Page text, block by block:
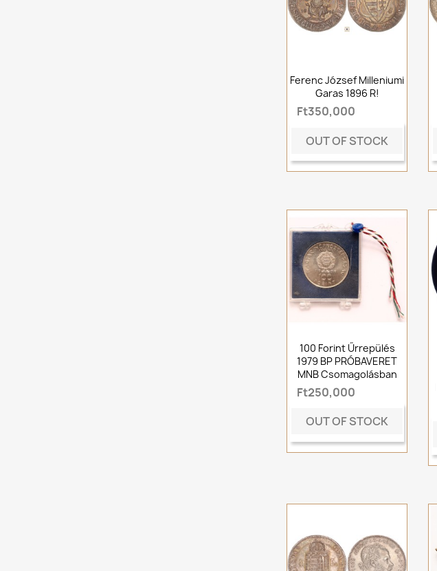
Ferenc József Milleniumi
Garas 1896 R!
Ft350,000
OUT OF STOCK
100 Forint Űrrepülés
1979 BP PRÓBAVERET
MNB Csomagolásban
Ft250,000
OUT OF STOCK